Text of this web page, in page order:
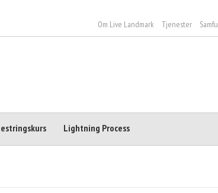
Om Live Landmark Tjenester
Lightning Process